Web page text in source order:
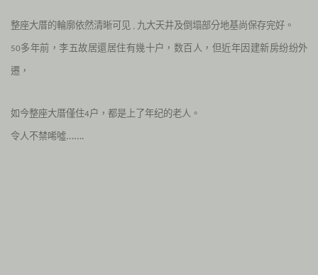
整座大厝的輪廓依然清晰可见 , 九大天井及倒塌部分地基尚保存完好。
50多年前，李五故居還居住有幾十户，数百人，但近年因建新房纷纷外
遷，
如今整座大厝僅住4户，都是上了年纪的老人。
令人不禁唏噓…….